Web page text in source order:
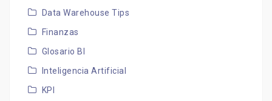
Data Warehouse Tips
Finanzas
Glosario BI
Inteligencia Artificial
KPI